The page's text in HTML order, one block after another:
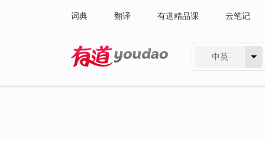
词典 翻译 有道精品课 云笔记
中英